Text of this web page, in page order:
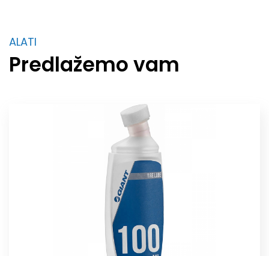
ALATI
Predlažemo vam